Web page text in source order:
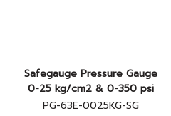
Safegauge Pressure Gauge
0-25 kg/cm2 & 0-350 psi
PG-63E-0025KG-SG